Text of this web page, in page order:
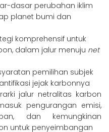
dasar perubahan iklim
planet bumi dan
komprehensif untuk
dalam jalur menuju net
pemilihan subjek
jejak karbonnya
jalur netralitas karbon
pengurangan emisi,
dan kemungkinan
untuk penyeimbangan